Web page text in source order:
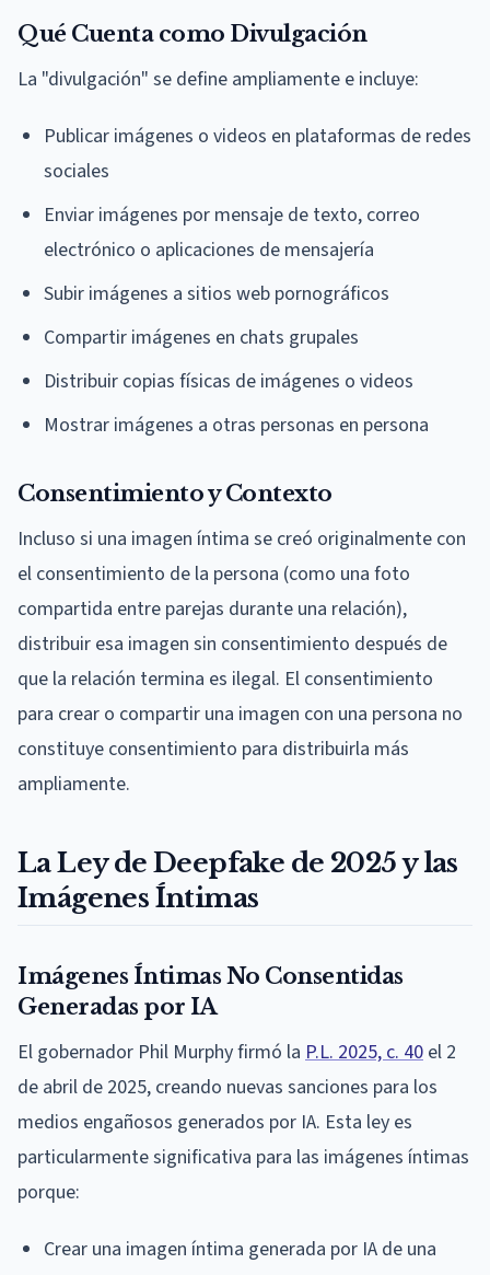
Qué Cuenta como Divulgación
La "divulgación" se define ampliamente e incluye:
Publicar imágenes o videos en plataformas de redes
sociales
Enviar imágenes por mensaje de texto, correo
electrónico o aplicaciones de mensajería
Subir imágenes a sitios web pornográficos
Compartir imágenes en chats grupales
Distribuir copias físicas de imágenes o videos
Mostrar imágenes a otras personas en persona
Consentimiento y Contexto
Incluso si una imagen íntima se creó originalmente con
el consentimiento de la persona (como una foto
compartida entre parejas durante una relación),
distribuir esa imagen sin consentimiento después de
que la relación termina es ilegal. El consentimiento
para crear o compartir una imagen con una persona no
constituye consentimiento para distribuirla más
ampliamente.
La Ley de Deepfake de 2025 y las
Imágenes Íntimas
Imágenes Íntimas No Consentidas
Generadas por IA
El gobernador Phil Murphy firmó la P.L. 2025, c. 40 el 2
de abril de 2025, creando nuevas sanciones para los
medios engañosos generados por IA. Esta ley es
particularmente significativa para las imágenes íntimas
porque:
Crear una imagen íntima generada por IA de una